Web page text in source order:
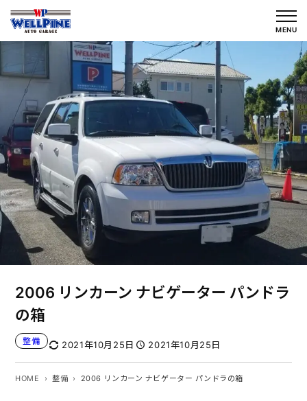
を
キ
MENU
2006 リンカーン ナビゲーター パンドラ
の箱
整備 2021年10月25日 2021年10月25日
HOME 整備 2006 リンカーン ナビゲーター パンドラの箱